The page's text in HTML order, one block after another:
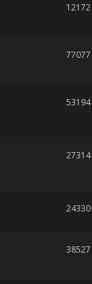
12172
77077
53194
27314
24330
38527